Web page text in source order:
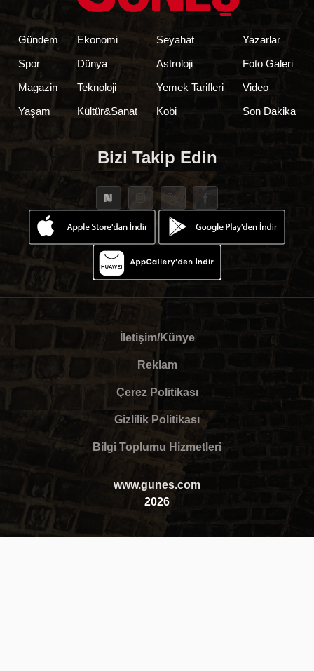
Gündem
Spor
Magazin
Yaşam
Ekonomi
Dünya
Teknoloji
Kültür&Sanat
Seyahat
Astroloji
Yemek Tarifleri
Kobi
Yazarlar
Foto Galeri
Video
Son Dakika
Bizi Takip Edin
İletişim/Künye
Reklam
Çerez Politikası
Gizlilik Politikası
Bilgi Toplumu Hizmetleri
www.gunes.com
2026